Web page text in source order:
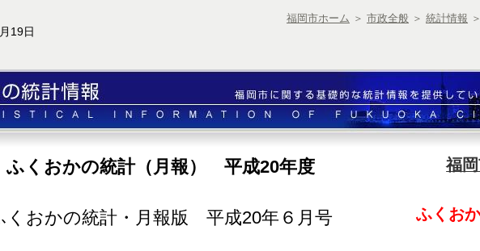
福岡市ホーム ＞ 市政全般 ＞ 統計情報
19日
ふくおかの統計（月報） 平成20年度
くおかの統計・月報版 平成20年６月号
福
ふくお